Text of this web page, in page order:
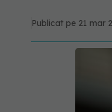
Publicat pe 21 mar